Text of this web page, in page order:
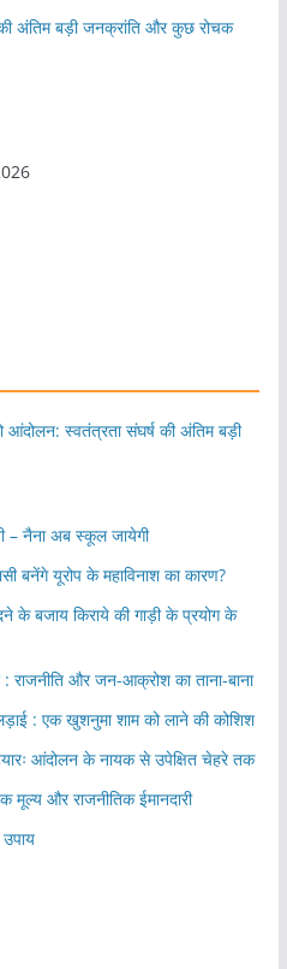
अंतिम बड़ी जनक्रांति और कुछ रोचक
आंदोलन: स्वतंत्रता संघर्ष की अंतिम बड़ी
– नैना अब स्कूल जायेगी
बनेंगे यूरोप के महाविनाश का कारण?
के बजाय किराये की गाड़ी के प्रयोग के
राजनीति और जन-आक्रोश का ताना-बाना
लड़ाई : एक खुशनुमा शाम को लाने की कोशिश
आंदोलन के नायक से उपेक्षित चेहरे तक
मूल्य और राजनीतिक ईमानदारी